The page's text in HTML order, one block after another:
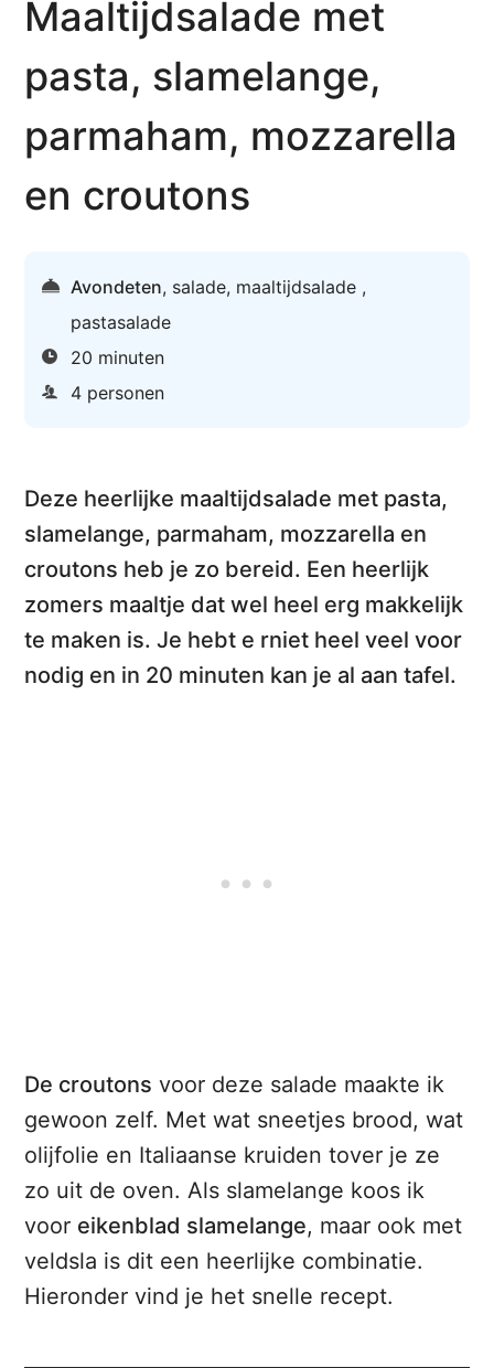
Maaltijdsalade met
pasta, slamelange,
parmaham, mozzarella
en croutons
Avondeten, salade, maaltijdsalade ,
pastasalade
20 minuten
4 personen
Deze heerlijke maaltijdsalade met pasta,
slamelange, parmaham, mozzarella en
croutons heb je zo bereid. Een heerlijk
zomers maaltje dat wel heel erg makkelijk
te maken is. Je hebt e rniet heel veel voor
nodig en in 20 minuten kan je al aan tafel.
De croutons voor deze salade maakte ik
gewoon zelf. Met wat sneetjes brood, wat
olijfolie en Italiaanse kruiden tover je ze
zo uit de oven. Als slamelange koos ik
voor eikenblad slamelange, maar ook met
veldsla is dit een heerlijke combinatie.
Hieronder vind je het snelle recept.